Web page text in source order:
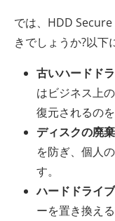
では、HDD
きでしょうか?以下
古いハードド
はビジネス上
復元されるのを
ディスクの廃
を防ぎ、個人
す。
ハードドライ
ーを置き換え